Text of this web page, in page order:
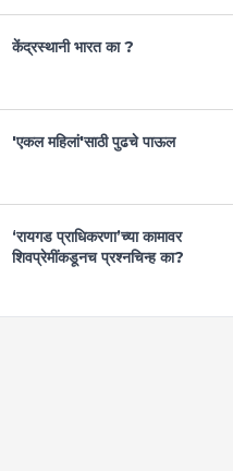
केंद्रस्थानी भारत का ?
'एकल महिलां'साठी पुढचे पाऊल
‘रायगड प्राधिकरणा’च्या कामावर
शिवप्रेमींकडूनच प्रश्नचिन्ह का?